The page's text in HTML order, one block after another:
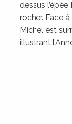
dessus
rocher. Face
Michel est
illustrant